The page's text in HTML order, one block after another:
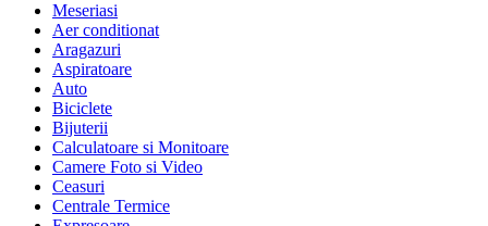
Meseriasi
Aer conditionat
Aragazuri
Aspiratoare
Auto
Biciclete
Bijuterii
Calculatoare si Monitoare
Camere Foto si Video
Ceasuri
Centrale Termice